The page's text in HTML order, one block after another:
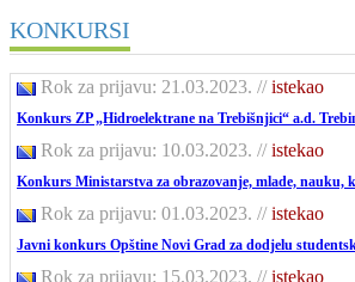
KONKURSI
Rok za prijavu: 21.03.2023. //istekao
Konkurs ZP „Hidroelektrane na Trebišnjici“ a.d.
Rok za prijavu: 10.03.2023. //istekao
Konkurs Ministarstva za obrazovanje, mlade,
Rok za prijavu: 01.03.2023. //istekao
Javni konkurs Opštine Novi Grad za dodjelu
Rok za prijavu: 15.03.2023. //istekao